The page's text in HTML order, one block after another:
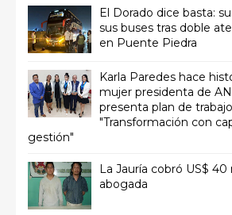
El Dorado dice basta:
sus buses tras doble
en Puente Piedra
Karla Paredes hace
mujer presidenta de
presenta plan de
"Transformación con
gestión"
La Jauría cobró US$
abogada